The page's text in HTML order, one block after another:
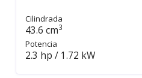
Cilindrada
43.6 cm3
Potencia
2.3 hp / 1.72 kW